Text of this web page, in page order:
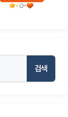
검색